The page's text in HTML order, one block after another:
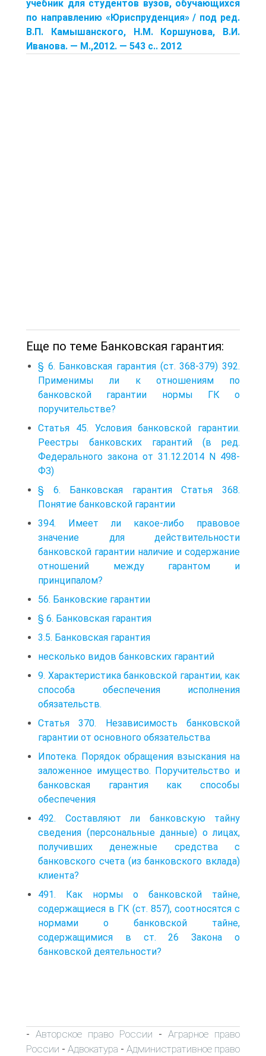
учебник для студентов вузов, обучающихся
по направлению «Юриспруденция» / под ред.
В.П. Камышанского, Н.М. Коршунова, В.И.
Иванова. — М.,2012. — 543 с.. 2012
Еще по теме Банковская гарантия:
§ 6. Банковская гарантия (ст. 368-379) 392.
Применимы ли к отношениям по
банковской гарантии нормы ГК о
поручительстве?
Статья 45. Условия банковской гарантии.
Реестры банковских гарантий (в ред.
Федерального закона от 31.12.2014 N 498-
ФЗ)
§ 6. Банковская гарантия Статья 368.
Понятие банковской гарантии
394. Имеет ли какое-либо правовое
значение для действительности
банковской гарантии наличие и содержание
отношений между гарантом и
принципалом?
56. Банковские гарантии
§ 6. Банковская гарантия
3.5. Банковская гарантия
несколько видов банковских гарантий
9. Характеристика банковской гарантии, как
способа обеспечения исполнения
обязательств.
Статья 370. Независимость банковской
гарантии от основного обязательства
Ипотека. Порядок обращения взыскания на
заложенное имущество. Поручительство и
банковская гарантия как способы
обеспечения
492. Составляют ли банковскую тайну
сведения (персональные данные) о лицах,
получивших денежные средства с
банковского счета (из банковского вклада)
клиента?
491. Как нормы о банковской тайне,
содержащиеся в ГК (ст. 857), соотносятся с
нормами о банковской тайне,
содержащимися в ст. 26 Закона о
банковской деятельности?
- Авторское право России - Аграрное право
России - Адвокатура - Административное право